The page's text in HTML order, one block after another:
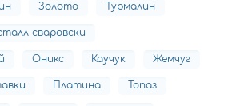
Золото Турмалин
сваровски
Оникс Каучук Жемчуг
Платина Топаз